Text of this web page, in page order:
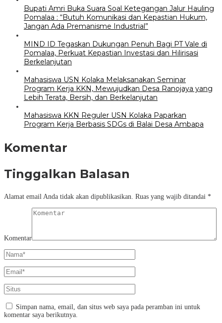
Bupati Amri Buka Suara Soal Ketegangan Jalur Hauling
Pomalaa : “Butuh Komunikasi dan Kepastian Hukum,
Jangan Ada Premanisme Industrial”
MIND ID Tegaskan Dukungan Penuh Bagi PT Vale di
Pomalaa, Perkuat Kepastian Investasi dan Hilirisasi
Berkelanjutan
Mahasiswa USN Kolaka Melaksanakan Seminar
Program Kerja KKN, Mewujudkan Desa Ranojaya yang
Lebih Terata, Bersih, dan Berkelanjutan
Mahasiswa KKN Reguler USN Kolaka Paparkan
Program Kerja Berbasis SDGs di Balai Desa Ambapa
Komentar
Tinggalkan Balasan
Alamat email Anda tidak akan dipublikasikan. Ruas yang wajib ditandai *
Komentar
Simpan nama, email, dan situs web saya pada peramban ini untuk
komentar saya berikutnya.